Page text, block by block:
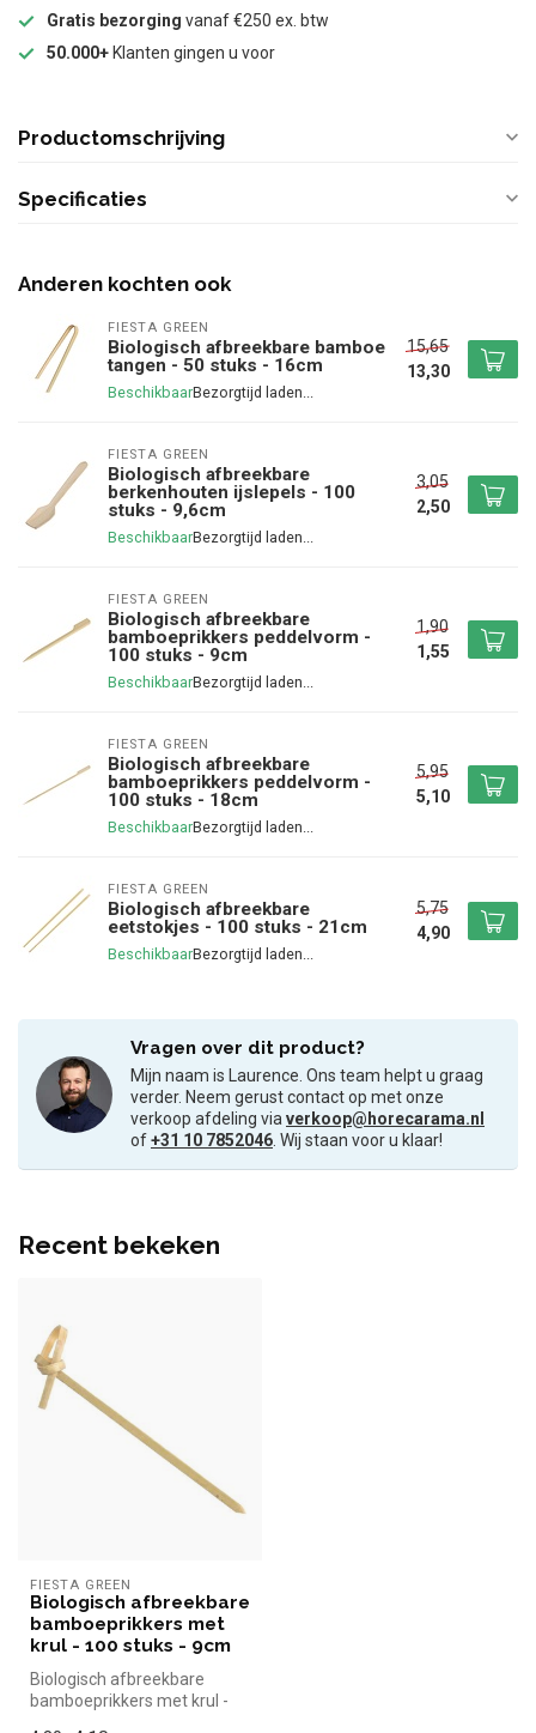
Gratis bezorging vanaf €250 ex. btw
50.000+ Klanten gingen u voor
Productomschrijving
Specificaties
Anderen kochten ook
FIESTA GREEN
Biologisch afbreekbare bamboe
tangen - 50 stuks - 16cm
Beschikbaar
15,65
13,30
FIESTA GREEN
Biologisch afbreekbare
berkenhouten ijslepels - 100
stuks - 9,6cm
Beschikbaar
3,05
2,50
FIESTA GREEN
Biologisch afbreekbare
bamboeprikkers peddelvorm -
100 stuks - 9cm
Beschikbaar
1,90
1,55
FIESTA GREEN
Biologisch afbreekbare
bamboeprikkers peddelvorm -
100 stuks - 18cm
Beschikbaar
5,95
5,10
FIESTA GREEN
Biologisch afbreekbare
eetstokjes - 100 stuks - 21cm
Beschikbaar
5,75
4,90
Vragen over dit product?
Mijn naam is Laurence. Ons team helpt u graag
verder. Neem gerust contact op met onze
verkoop afdeling viaverkoop@horecarama.nl
of+31 10 7852046. Wij staan voor u klaar!
Recent bekeken
FIESTA GREEN
Biologisch afbreekbare
bamboeprikkers met
krul - 100 stuks - 9cm
Biologisch afbreekbare
bamboeprikkers met krul -